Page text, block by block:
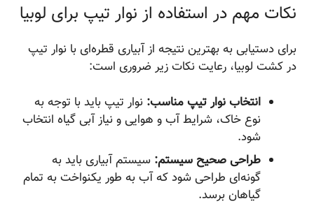
نکات مهم در استفاده از نوار تیپ برای لوبیا
برای دستیابی به بهترین نتیجه از آبیاری قطره‌ای با نوار تیپ
در کشت لوبیا، رعایت نکات زیر ضروری است:
انتخاب نوار تیپ مناسب: نوار تیپ باید با توجه به
نوع خاک، شرایط آب و هوایی و نیاز آبی گیاه انتخاب
شود.
طراحی صحیح سیستم: سیستم آبیاری باید به
گونه‌ای طراحی شود که آب به طور یکنواخت به تمام
گیاهان برسد.